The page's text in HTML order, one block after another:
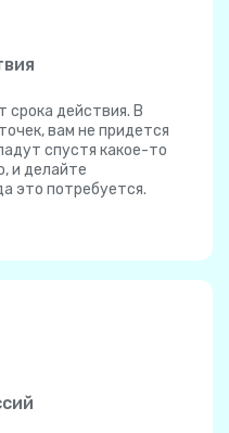
срока действия. В
вам не придется
спустя какое-то
и делайте
это потребуется.